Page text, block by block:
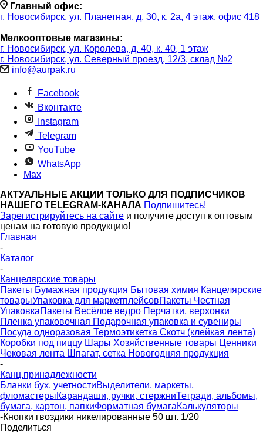
Главный офис:
г. Новосибирск, ул. Планетная, д. 30, к. 2а, 4 этаж, офис 418
Мелкооптовые магазины:
г. Новосибирск, ул. Королева, д. 40, к. 40, 1 этаж
г. Новосибирск, ул. Северный проезд, 12/3, ​склад №2
info@aurpak.ru
Facebook
Вконтакте
Instagram
Telegram
YouTube
WhatsApp
Max
АКТУАЛЬНЫЕ АКЦИИ ТОЛЬКО ДЛЯ ПОДПИСЧИКОВ
НАШЕГО TELEGRAM-КАНАЛА Подпишитесь!
Зарегистрируйтесь на сайте и получите доступ к оптовым
ценам на готовую продукцию!
Главная
-
Каталог
-
Канцелярские товары
Пакеты Бумажная продукция Бытовая химия Канцелярские
товарыУпаковка для маркетплейсовПакеты Честная
УпаковкаПакеты Весёлое ведро Перчатки, верхонки
Пленка упаковочная Подарочная упаковка и сувениры
Посуда одноразовая Термоэтикетка Скотч (клейкая лента)
Коробки под пиццу Шары Хозяйственные товары Ценники
Чековая лента Шпагат, сетка Новогодняя продукция
-
Канц.принадлежности
Бланки бух. учетностиВыделители, маркеты,
фломастерыКарандаши, ручки, стержниТетради, альбомы,
бумага, картон, папкиФорматная бумагаКалькуляторы
-Кнопки гвоздики никелированные 50 шт. 1/20
Поделиться